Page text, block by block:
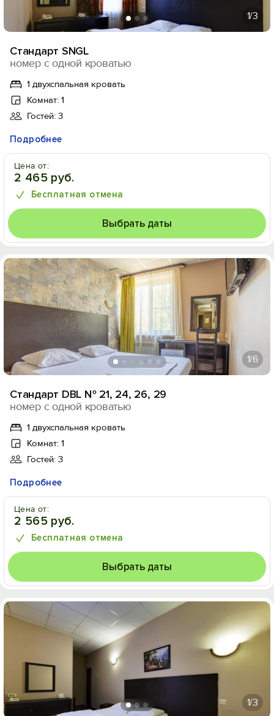
1/3
Стандарт SNGL
номер с одной кроватью
1 двухспальная кровать
Комнат: 1
Гостей: 3
Подробнее
Цена от:
2 465 руб.
Бесплатная отмена
Выбрать даты
1/6
Стандарт DBL № 21, 24, 26, 29
номер с одной кроватью
1 двухспальная кровать
Комнат: 1
Гостей: 3
Подробнее
Цена от:
2 565 руб.
Бесплатная отмена
Выбрать даты
1/3